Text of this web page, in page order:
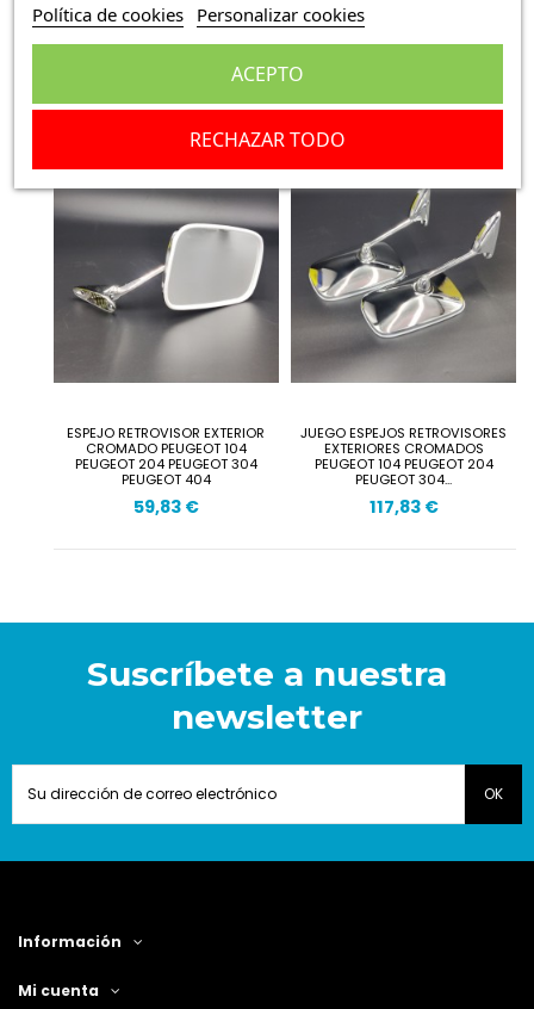
KIT 12 UNIDADES CABEZA
BULÓN DE RUEDA PEUGEOT 104
PEUGEOT 204 PEUGEOT 304
PALANCA LIMPIAPARABRISAS
CON INTERVALO COMBINADA
PEUGEOT 104 205 6240.98
ESPEJO RETROVISOR EXTERIOR
CROMADO PEUGEOT 104
PEUGEOT 204 PEUGEOT 304
PEUGEOT 404
59,83 €
JUEGO ESPEJOS RETROVISORES
EXTERIORES CROMADOS
PEUGEOT 104 PEUGEOT 204
PEUGEOT 304...
117,83 €
Suscríbete a nuestra
newsletter
Información
Mi cuenta
Política de cookies Personalizar cookies
RECHAZAR TODO
ACEPTO